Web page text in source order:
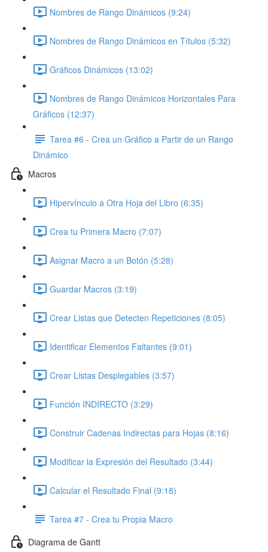
Nombres de Rango Dinámicos (9:24)
Nombres de Rango Dinámicos en Títulos (5:32)
Gráficos Dinámicos (13:02)
Nombres de Rango Dinámicos Horizontales Para
Gráficos (12:37)
Tarea #6 - Crea un Gráfico a Partir de un Rango
Dinámico
Macros
Hipervínculo a Otra Hoja del Libro (6:35)
Crea tu Primera Macro (7:07)
Asignar Macro a un Botón (5:28)
Guardar Macros (3:19)
Crear Listas que Detecten Repeticiones (8:05)
Identificar Elementos Faltantes (9:01)
Crear Listas Desplegables (3:57)
Función INDIRECTO (3:29)
Construir Cadenas Indirectas para Hojas (8:16)
Modificar la Expresión del Resultado (3:44)
Calcular el Resultado Final (9:18)
Tarea #7 - Crea tu Propia Macro
Diagrama de Gantt